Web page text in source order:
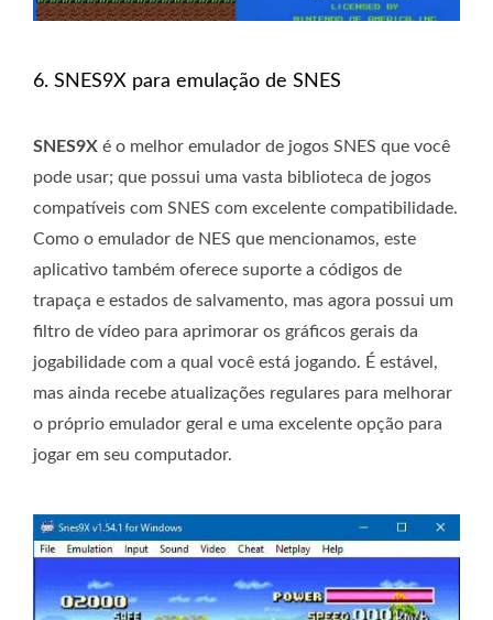
6. SNES9X para emulação de SNES
SNES9X é o melhor emulador de jogos SNES que você
pode usar; que possui uma vasta biblioteca de jogos
compatíveis com SNES com excelente compatibilidade.
Como o emulador de NES que mencionamos, este
aplicativo também oferece suporte a códigos de
trapaça e estados de salvamento, mas agora possui um
filtro de vídeo para aprimorar os gráficos gerais da
jogabilidade com a qual você está jogando. É estável,
mas ainda recebe atualizações regulares para melhorar
o próprio emulador geral e uma excelente opção para
jogar em seu computador.